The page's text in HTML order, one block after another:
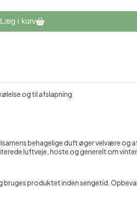
Læg i kurv
og til afslapning.
behagelige duft øger velvære og
luftveje, hoste og generelt om
bruges produktet inden sengetid.